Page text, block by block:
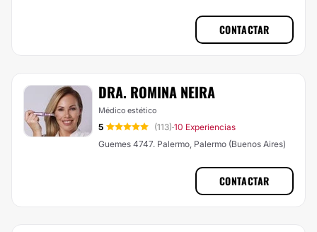
CONTACTAR
DRA. ROMINA NEIRA
Médico estético
5 (113)·10 Experiencias
Guemes 4747. Palermo, Palermo (Buenos Aires)
CONTACTAR